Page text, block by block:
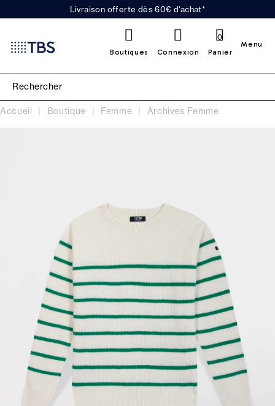
Livraison offerte dès 60€ d'achat*
Boutiques Connexion Panier
0
Menu
Accueil Boutique Femme Archives Femme